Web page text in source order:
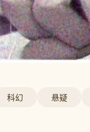
科幻 悬疑